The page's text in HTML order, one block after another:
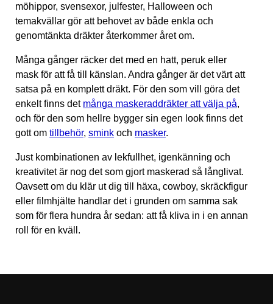
möhippor, svensexor, julfester, Halloween och
temakvällar gör att behovet av både enkla och
genomtänkta dräkter återkommer året om.
Många gånger räcker det med en hatt, peruk eller
mask för att få till känslan. Andra gånger är det värt att
satsa på en komplett dräkt. För den som vill göra det
enkelt finns det många maskeraddräkter att välja på,
och för den som hellre bygger sin egen look finns det
gott omtillbehör,smink och masker.
Just kombinationen av lekfullhet, igenkänning och
kreativitet är nog det som gjort maskerad så långlivat.
Oavsett om du klär ut dig till häxa, cowboy, skräckfigur
eller filmhjälte handlar det i grunden om samma sak
som för flera hundra år sedan: att få kliva in i en annan
roll för en kväll.